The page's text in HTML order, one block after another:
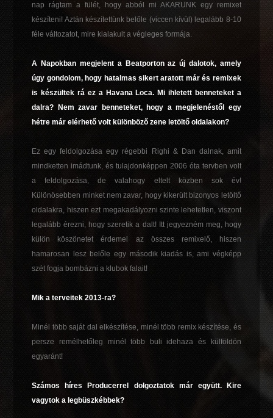
nap rágtam a fülét, hogy abból mi AKARUNK egy remixet
készíteni! Aztán készítettünk belőle (viccen kívül) legalább 8-10
féle változatot, mire kialakult a végleges formája.
A Napokban megjelent a Beatporton az új dalotok, amely
úgy gondolom, hogy hatalmas sikert aratott már és remixek
is készültek rá ez a Havana Loca. Mi ihletett benneteket a
dalra? Nem zavar benneteket, hogy a megjelenéstől egy
hétre már elérhető volt különböző zene letöltő oldalakon?
Ez egy feldolgozása egy régebbi Righi & Dan dalnak, amit
mindketten imádtunk, és tulajdonképpen 2006 óta tervben volt
a feldolgozása, de valahogy eltelt közben sok év!
Különösebben minket nem zavar, hogy kikerült bizonyos letöltő
oldalakra, hiszen ezt megakadályozni szinte lehetetlen, viszont
legalább érezni, hogy szeretik a dalt! Itt jegyezném meg, hogy
külön köszönetet érdemel az összes remixelő, hiszen
hamarosan lesz belőle egy második kiadás is, ami végképp
szét fogja bombázni a klubok falait!
Mik a terveitek 2013-ra?
Minél több saját dal elkészítése, minél több remix készítése, és
persze remélhetőleg minél több buli idehaza és külföldön
egyaránt!
Számos híres Producerrel dolgoztatok már együtt. Kire
vagytok a legbüszkébbek?